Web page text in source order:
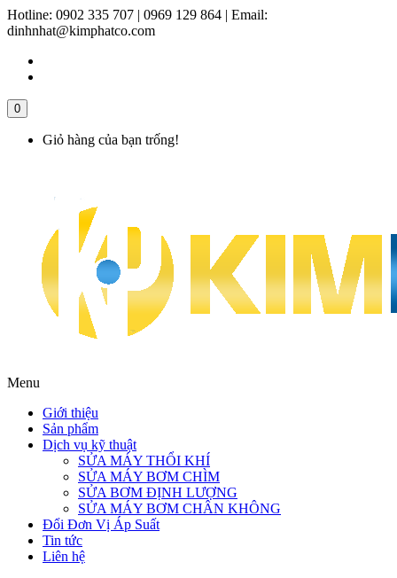
Hotline: 0902 335 707 | 0969 129 864 | Email:
dinhnhat@kimphatco.com
0
Giỏ hàng của bạn trống!
Menu
Giới thiệu
Sản phẩm
Dịch vụ kỹ thuật
SỬA MÁY THỔI KHÍ
SỬA MÁY BƠM CHÌM
SỬA BƠM ĐỊNH LƯỢNG
SỬA MÁY BƠM CHÂN KHÔNG
Đổi Đơn Vị Áp Suất
Tin tức
Liên hệ